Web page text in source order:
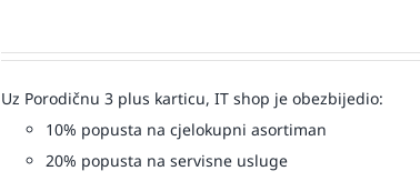
Uz Porodičnu 3 plus karticu, IT shop je obezbijedio:
10% popusta na cjelokupni asortiman
20% popusta na servisne usluge